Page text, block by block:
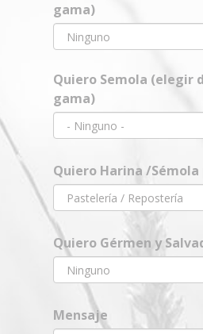
gama)
Quiero Semola (elegir
gama)
Quiero Harina /
Quiero Gérmen y
Mensaje